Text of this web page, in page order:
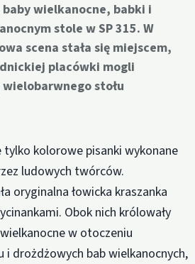
wielkanocne, babki i
stole w SP 315. W
scena stała się miejscem,
placówki mogli
stołu
tylko kolorowe pisanki wykonane
ludowych twórców.
oryginalna łowicka kraszanka
Obok nich królowały
w otoczeniu
i drożdżowych bab wielkanocnych,